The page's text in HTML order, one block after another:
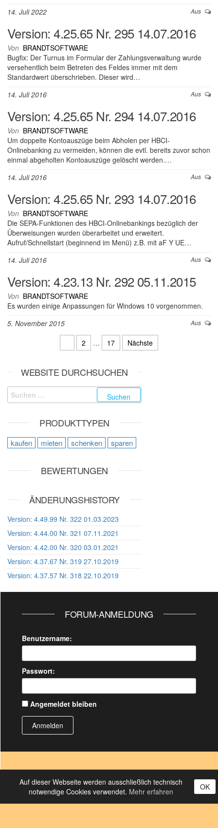
14. Juli 2022
Aus
Version: 4.25.65 Nr. 295 14.07.2016
Von BRANDTSOFTWARE
Bugfix: Der Turnus im Formular der Zahlungsverwaltung wurde
versehentlich beim Betreten des Feldes immer mit dem
Standardwert überschrieben. Dieser wird…
14. Juli 2016
Aus
Version: 4.25.65 Nr. 294 14.07.2016
Von BRANDTSOFTWARE
Um doppelte Kontoauszüge beim Abholen per HBCI-
Onlinebanking zu vermeiden, können die evtl. bereits zuvor schon
einmal abgeholten Kontoauszüge gelöscht werden.…
14. Juli 2016
Aus
Version: 4.25.65 Nr. 293 14.07.2016
Von BRANDTSOFTWARE
Die SEPA-Funktionen des HBCI-Onlinebankings bezüglich der
Überweisungen wurden überarbeitet und erweitert.
Aufruf/Schnellstart (beginnend im Menü) z.B. mit aF Y UE…
14. Juli 2016
Aus
Version: 4.23.13 Nr. 292 05.11.2015
Von BRANDTSOFTWARE
Es wurden einige Anpassungen für Windows 10 vorgenommen.
5. November 2015
Aus
Seitennummerierung der
2 … 17 Nächste
WEBSITE DURCHSUCHEN
Suchen nach:
PRODUKTTYPEN
kaufen mieten schenken sparen
BEWERTUNGEN
ÄNDERUNGSHISTORY
Version: 4.49.99 Nr. 322 01.03.2023
Version: 4.44.00 Nr. 321 07.11.2021
Version: 4.42.00 Nr. 320 03.01.2021
Version: 4.37.67 Nr. 319 27.10.2019
Version: 4.37.57 Nr. 318 22.10.2019
FORUM-ANMELDUNG
Benutzername:
Passwort:
Angemeldet bleiben
Anmelden
Auf dieser Webseite werden ausschließlich technisch
notwendige Cookies verwendet. Mehr erfahren OK